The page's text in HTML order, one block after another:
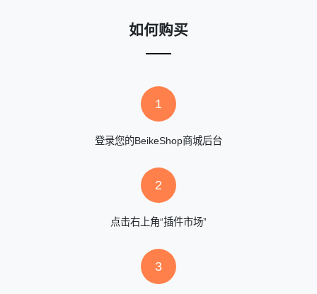
如何购买
1
登录您的BeikeShop商城后台
2
点击右上角“插件市场”
3